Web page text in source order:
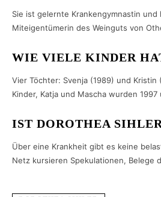
Sie ist gelernte Krankengymnastin und
Miteigentümerin des Weinguts von
WIE VIELE KINDER
Vier Töchter: Svenja (1989) und Kristin
Kinder, Katja und Mascha wurden
IST DOROTHEA
Über eine Krankheit gibt es keine
Netz kursieren Spekulationen, Belege